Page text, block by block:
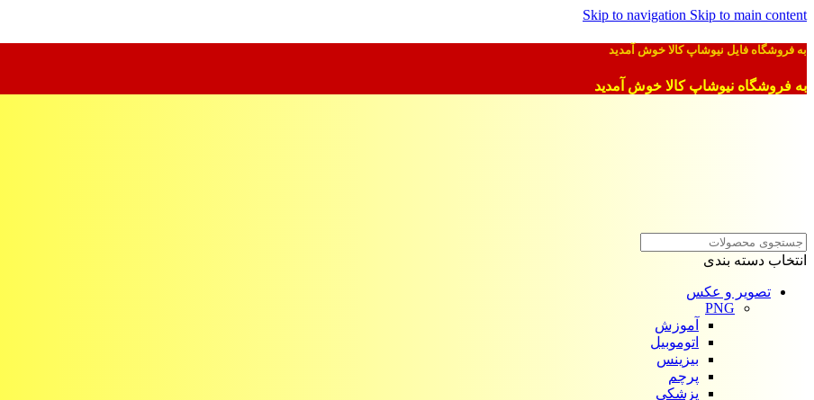
Skip to navigation Skip to main content
به فروشگاه فایل نیوشاپ کالا خوش آمدید
به فروشگاه نیوشاپ کالا خوش آمدید
انتخاب دسته بندی
تصویر و عکس
PNG
آموزش
اتوموبیل
بیزینس
پرچم
پزشکی